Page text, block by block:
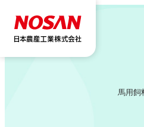
馬用飼